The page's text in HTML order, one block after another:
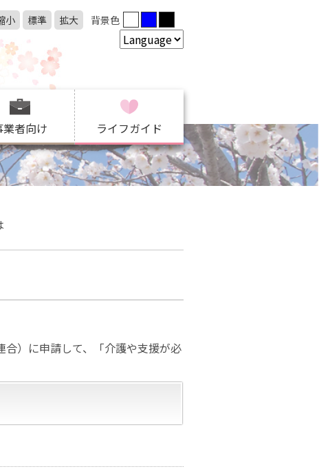
小 標準 拡大 背景色
業者向け ライフガイド
）に申請して、「介護や支援が必